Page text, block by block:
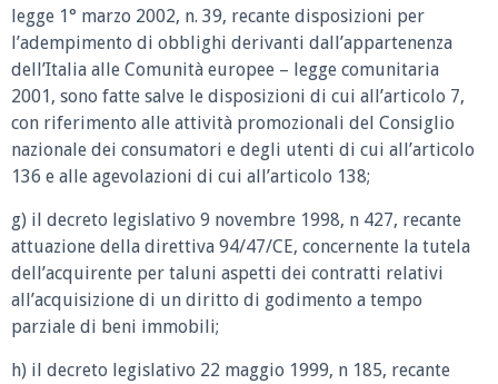
legge 1° marzo 2002, n. 39, recante disposizioni per
l’adempimento di obblighi derivanti dall’appartenenza
dell’Italia alle Comunità europee – legge comunitaria
2001, sono fatte salve le disposizioni di cui all’articolo 7,
con riferimento alle attività promozionali del Consiglio
nazionale dei consumatori e degli utenti di cui all’articolo
136 e alle agevolazioni di cui all’articolo 138;
g) il decreto legislativo 9 novembre 1998, n 427, recante
attuazione della direttiva 94/47/CE, concernente la tutela
dell’acquirente per taluni aspetti dei contratti relativi
all’acquisizione di un diritto di godimento a tempo
parziale di beni immobili;
h) il decreto legislativo 22 maggio 1999, n 185, recante